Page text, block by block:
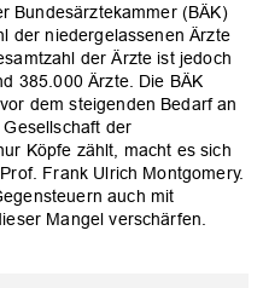
Bundesärztekammer (BÄK)
der niedergelassenen Ärzte
der Ärzte ist jedoch
385.000 Ärzte. Die BÄK
dem steigenden Bedarf an
der
Köpfe zählt, macht es sich
Frank Ulrich Montgomery.
auch mit
Mangel verschärfen.